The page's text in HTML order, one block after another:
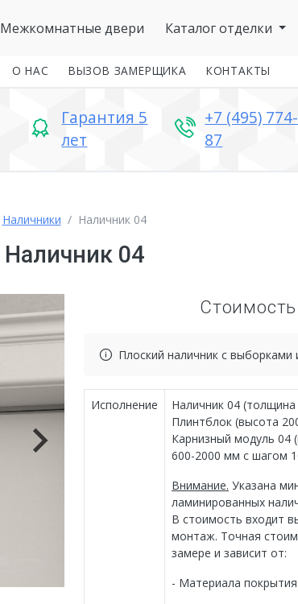
Межкомнатные двери Каталог отделки
О НАС ВЫЗОВ ЗАМЕРЩИКА КОНТАКТЫ
Гарантия 5
лет
+7 (495)
87
Наличники Наличник 04
Наличник 04
Стоимость
Плоский наличник с выборками
Исполнение
Наличник 04
Плинтблок (высота
Карнизный модуль
600-2000 мм с шагом
Внимание. Указана
ламинированных
В стоимость входит
монтаж. Точная
замере и зависит от:
- Материала